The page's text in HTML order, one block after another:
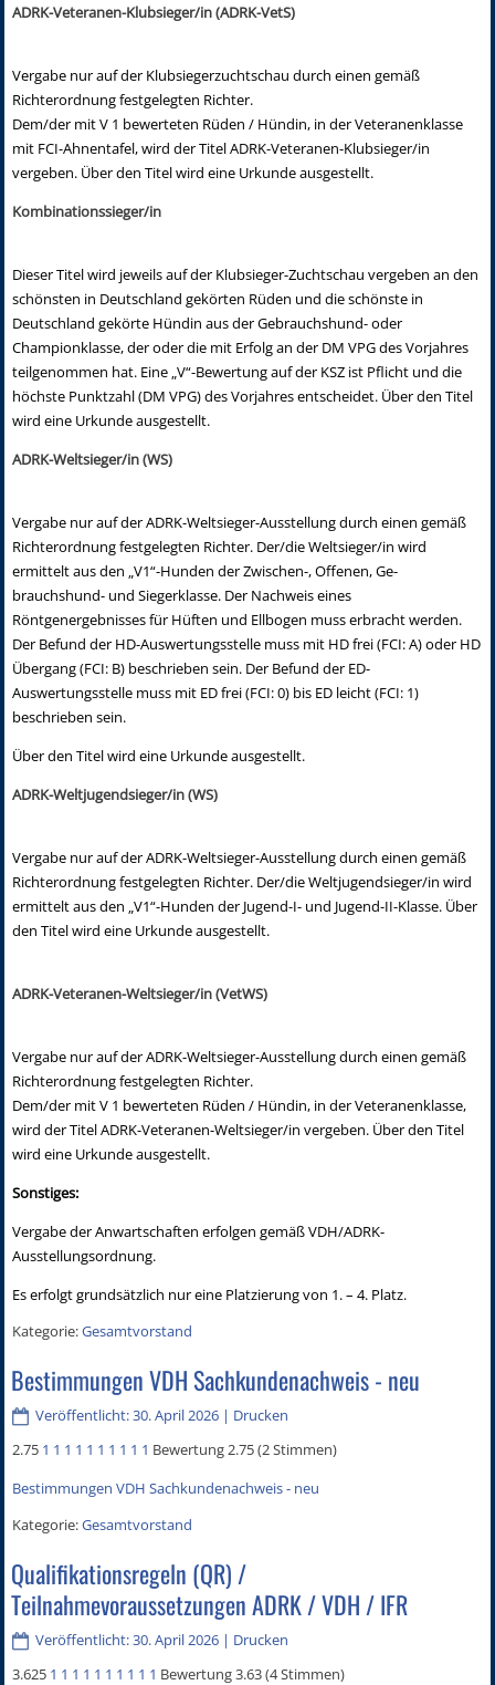
ADRK-Veteranen-Klubsieger/in (ADRK-VetS)
Vergabe nur auf der Klubsiegerzuchtschau durch einen gemäß
Richterordnung festgelegten Richter.
Dem/der mit V 1 bewerteten Rüden / Hündin, in der Veteranenklasse
mit FCI-Ahnentafel, wird der Titel ADRK-Veteranen-Klubsieger/in
vergeben. Über den Titel wird eine Urkunde ausgestellt.
Kombinationssieger/in
Dieser Titel wird jeweils auf der Klubsieger-Zuchtschau vergeben an den
schönsten in Deutschland gekörten Rüden und die schönste in
Deutschland gekörte Hündin aus der Gebrauchshund- oder
Championklasse, der oder die mit Erfolg an der DM VPG des Vorjahres
teilgenommen hat. Eine „V“-Bewertung auf der KSZ ist Pflicht und die
höchste Punktzahl (DM VPG) des Vorjahres entscheidet. Über den Titel
wird eine Urkunde ausgestellt.
ADRK-Weltsieger/in (WS)
Vergabe nur auf der ADRK-Weltsieger-Ausstellung durch einen gemäß
Richterordnung festgelegten Richter. Der/die Weltsieger/in wird
ermittelt aus den „V1“-Hunden der Zwischen-, Offenen, Ge­
brauchshund- und Siegerklasse. Der Nachweis eines
Röntgenergebnisses für Hüften und Ellbogen muss erbracht werden.
Der Befund der HD-Auswertungsstelle muss mit HD frei (FCI: A) oder HD
Übergang (FCI: B) beschrieben sein. Der Befund der ED-
Auswertungsstelle muss mit ED frei (FCI: 0) bis ED leicht (FCI: 1)
beschrieben sein.
Über den Titel wird eine Urkunde ausgestellt.
ADRK-Weltjugendsieger/in (WS)
Vergabe nur auf der ADRK-Weltsieger-Ausstellung durch einen gemäß
Richterordnung festgelegten Richter. Der/die Weltjugendsieger/in wird
ermittelt aus den „V1“-Hunden der Jugend-I- und Jugend-II-Klasse. Über
den Titel wird eine Urkunde ausgestellt.
ADRK-Veteranen-Weltsieger/in (VetWS)
Vergabe nur auf der ADRK-Weltsieger-Ausstellung durch einen gemäß
Richterordnung festgelegten Richter.
Dem/der mit V 1 bewerteten Rüden / Hündin, in der Veteranenklasse,
wird der Titel ADRK-Veteranen-Weltsieger/in vergeben. Über den Titel
wird eine Urkunde ausgestellt.
Sonstiges:
Vergabe der Anwartschaften erfolgen gemäß VDH/ADRK-
Ausstellungsordnung.
Es erfolgt grundsätzlich nur eine Platzierung von 1. – 4. Platz.
Kategorie:Gesamtvorstand
Bestimmungen VDH Sachkundenachweis - neu
Veröffentlicht: 30. April 2026 | Drucken
2.75 1 1 1 1 1 1 1 1 1 1 Bewertung 2.75 (2 Stimmen)
Bestimmungen VDH Sachkundenachweis - neu
Kategorie:Gesamtvorstand
Qualifikationsregeln (QR) /
Teilnahmevoraussetzungen ADRK / VDH / IFR
Veröffentlicht: 30. April 2026 | Drucken
3.625 1 1 1 1 1 1 1 1 1 1 Bewertung 3.63 (4 Stimmen)